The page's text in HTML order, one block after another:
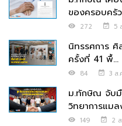
ของครอบครั
272 5
นิทรรศการ
ครั้งที่ 41 พื้...
84 3 ส
ม.ทักษิณ จับมื
วิทยาการแมล
149 2